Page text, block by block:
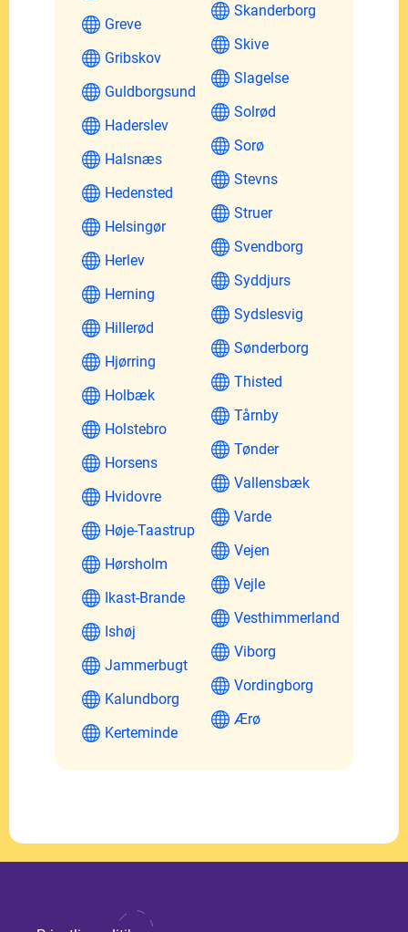
Greve
Gribskov
Guldborgsund
Haderslev
Halsnæs
Hedensted
Helsingør
Herlev
Herning
Hillerød
Hjørring
Holbæk
Holstebro
Horsens
Hvidovre
Høje-Taastrup
Hørsholm
Ikast-Brande
Ishøj
Jammerbugt
Kalundborg
Kerteminde
Skanderborg
Skive
Slagelse
Solrød
Sorø
Stevns
Struer
Svendborg
Syddjurs
Sydslesvig
Sønderborg
Thisted
Tårnby
Tønder
Vallensbæk
Varde
Vejen
Vejle
Vesthimmerland
Viborg
Vordingborg
Ærø